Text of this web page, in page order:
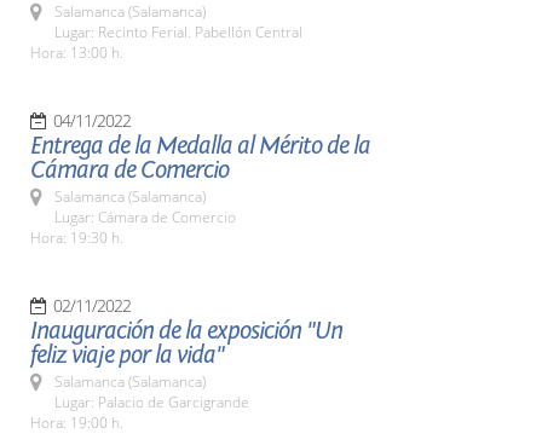
Salamanca (Salamanca)
Lugar: Recinto Ferial. Pabellón Central
Hora: 13:00 h.
04/11/2022
Entrega de la Medalla al Mérito de la
Cámara de Comercio
Salamanca (Salamanca)
Lugar: Cámara de Comercio
Hora: 19:30 h.
02/11/2022
Inauguración de la exposición "Un
feliz viaje por la vida"
Salamanca (Salamanca)
Lugar: Palacio de Garcigrande
Hora: 19:00 h.